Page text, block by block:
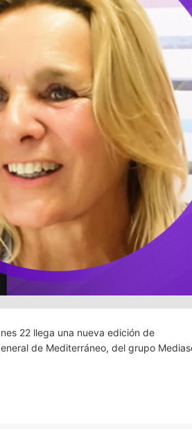
22 llega una nueva edición de
de Mediterráneo, del grupo